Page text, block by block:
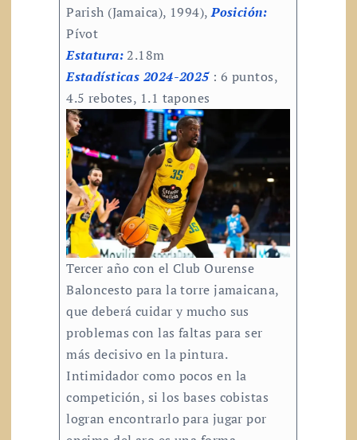
Parish (Jamaica), 1994),Posición:
Pívot
Estatura: 2.18m
Estadísticas 2024-2025: 6 puntos,
4.5 rebotes, 1.1 tapones
Tercer año con el Club Ourense
Baloncesto para la torre jamaicana,
que deberá cuidar y mucho sus
problemas con las faltas para ser
más decisivo en la pintura.
Intimidador como pocos en la
competición, si los bases cobistas
logran encontrarlo para jugar por